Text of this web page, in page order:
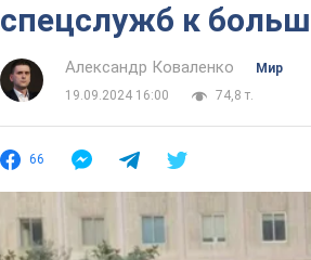
спецслужб к
Александр Коваленко
Мир
19.09.2024 16:00
74,8 т.
66